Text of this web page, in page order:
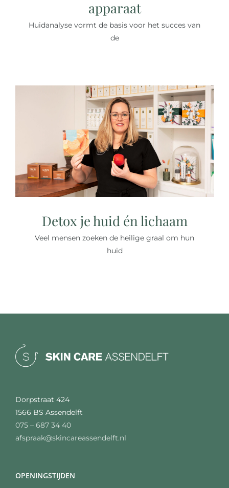
apparaat
Huidanalyse vormt de basis voor het succes van
de
Detox je huid én lichaam
Veel mensen zoeken de heilige graal om hun
huid
Dorpstraat 424
1566 BS Assendelft
075 – 687 34 40
afspraak@skincareassendelft.nl
OPENINGSTIJDEN